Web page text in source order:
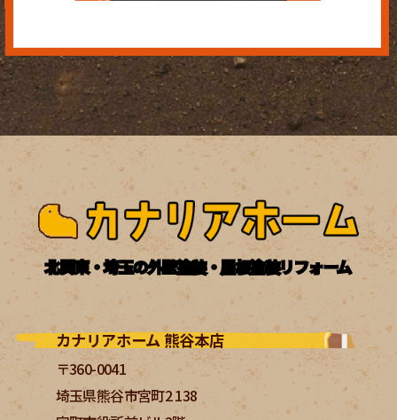
北関東・埼玉の外壁塗装・屋根塗装リフォーム
カナリアホーム 熊谷本店
〒360-0041
埼玉県熊谷市宮町2 138